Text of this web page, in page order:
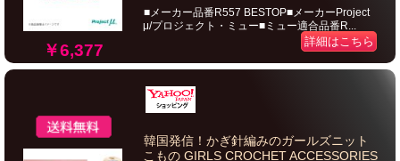
￥6,377
■メーカー品番R557 BESTOP■メーカーProject
μ/プロジェクト・ミュー■ミュー適合品番R...
詳細はこちら
韓国発信！かぎ針編みのガールズニット
こもの GIRLS CROCHET ACCESSORIES